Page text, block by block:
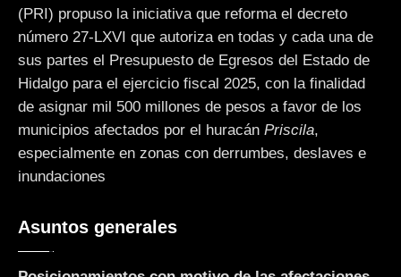
(PRI) propuso la iniciativa que reforma el decreto
número 27-LXVI que autoriza en todas y cada una de
sus partes el Presupuesto de Egresos del Estado de
Hidalgo para el ejercicio fiscal 2025, con la finalidad
de asignar mil 500 millones de pesos a favor de los
municipios afectados por el huracán Priscila,
especialmente en zonas con derrumbes, deslaves e
inundaciones
Asuntos generales